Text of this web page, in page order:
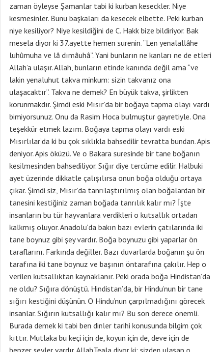
zaman öyleyse Şamanlar tabi ki kurban keseckler. Niye
kesmesinler. Bunu başkaları da kesecek elbette. Peki kurban
niye kesiliyor? Niye kesildiğini de C. Hakk bize bildiriyor. Bak
mesela diyor ki 37.ayette hemen surenin. “Len yenalallâhe
luhûmuha ve lâ dımâuhâ”. Yani bunların ne kanları ne de etleri
Allah’a ulaşır. Allah, bunların etinde kanında değil ama “ve
lakin yenaluhut takva minkum: sizin takvanız ona
ulaşacaktır”. Takva ne demek? En büyük takva, şirlikten
korunmakdır. Şimdi eski Mısır’da bir boğaya tapma olayı vardı
bimiyorsunuz. Onu da Rasim Hoca bulmuştur gayretiyle. Ona
teşekkür etmek lazım. Boğaya tapma olayı vardı eski
Mısırlılar’da ki bu çok sıklıkla bahsedilir tevratta bundan. Apis
deniyor. Apis öküzü. Ve o Bakara suresinde bir tane boğanın
kesilmesinden bahsediliyor. Sığır diye tercüme edilir. Halbuki
ayet üzerinde dikkatle çalışılırsa onun boğa olduğu ortaya
çıkar. Şimdi siz, Mısır’da tanrılaştırılmış olan boğalardan bir
tanesini kestiğiniz zaman boğada tanrılık kalır mı? İşte
insanların bu tür hayvanlara verdikleri o kutsallık ortadan
kalkmış oluyor. Anadolu’da bakın bazı evlerin çatılarında iki
tane boynuz gibi şey vardır. Boğa boynuzu gibi yaparlar ön
taraflarını. Farkında değiller. Bazı duvarlarda boğanın şu ön
tarafına iki tane boynuz ve başının öntarafına çakılır. Hep o
verilen kutsallıktan kaynaklanır. Peki orada boğa Hindistan’da
ne oldu? Sığıra dönüştü. Hindistan’da, bir Hindu’nun bir tane
sığırı kestiğini düşünün. O Hindu’nun çarpılmadığını görecek
insanlar. Sığırın kutsallığı kalır mı? Bu son derece önemli.
Burada demek ki tabi ben dinler tarihi konusunda bilgim çok
kıttır. Mutlaka bu keçi için de, koyun için de, deve için de
benzer şeyler vardır. AllahTeala diyor ki; sizden ulaşan o